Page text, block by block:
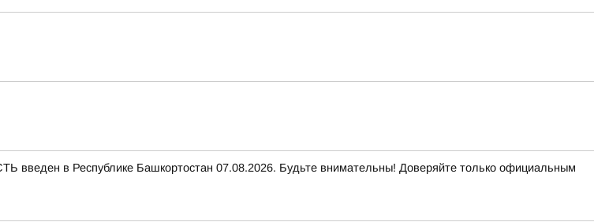
в Республике Башкортостан 07.08.2026. Будьте внимательны! Доверяйте только официальным